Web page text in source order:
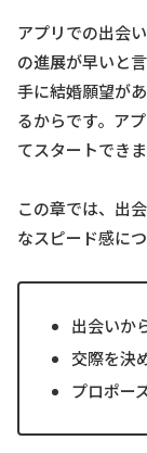
アプリでの出会
の進展が早いと
手に結婚願望が
るからです。ア
てスタートできま
この章では、出
なスピード感に
出会いか
交際を決
プロポー